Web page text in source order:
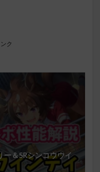
ク
ー＆SRシンコウウイ